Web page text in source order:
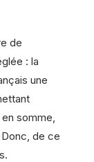
de
: la
une
somme,
de ce